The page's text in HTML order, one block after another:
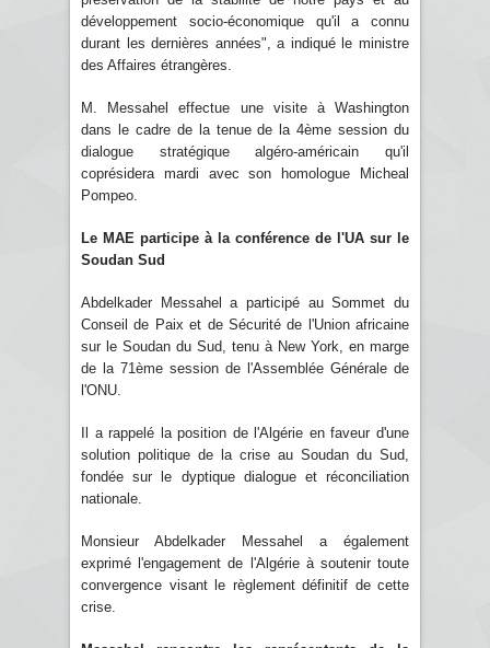
développement socio-économique qu'il a connu
durant les dernières années", a indiqué le ministre
des Affaires étrangères.
M. Messahel effectue une visite à Washington
dans le cadre de la tenue de la 4ème session du
dialogue stratégique algéro-américain qu'il
coprésidera mardi avec son homologue Micheal
Pompeo.
Le MAE participe à la conférence de l'UA sur le
Soudan Sud
Abdelkader Messahel a participé au Sommet du
Conseil de Paix et de Sécurité de l'Union africaine
sur le Soudan du Sud, tenu à New York, en marge
de la 71ème session de l'Assemblée Générale de
l'ONU.
Il a rappelé la position de l'Algérie en faveur d'une
solution politique de la crise au Soudan du Sud,
fondée sur le dyptique dialogue et réconciliation
nationale.
Monsieur Abdelkader Messahel a également
exprimé l'engagement de l'Algérie à soutenir toute
convergence visant le règlement définitif de cette
crise.